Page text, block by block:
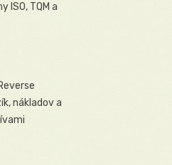
ISO, TQM a
nákladov a